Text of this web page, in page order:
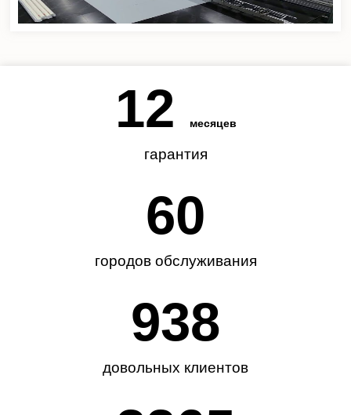
гарантия
12 месяцев
городов обслуживания
62
довольных клиентов
985